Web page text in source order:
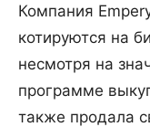
Компания
котируются на
несмотря на
программе
также продала